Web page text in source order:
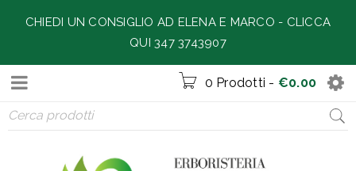
0 Prodotti - €0.00
CHIEDI UN CONSIGLIO AD ELENA E MARCO - CLICCA
QUI 347 3743907